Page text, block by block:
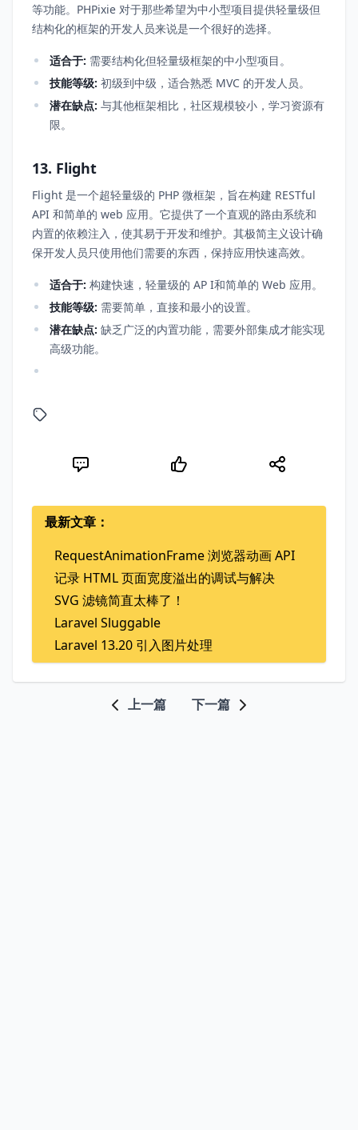
等功能。PHPixie 对于那些希望为中小型项目提供轻量级但
结构化的框架的开发人员来说是一个很好的选择。
适合于: 需要结构化但轻量级框架的中小型项目。
技能等级: 初级到中级，适合熟悉 MVC 的开发人员。
潜在缺点: 与其他框架相比，社区规模较小，学习资源有
限。
13. Flight
Flight 是一个超轻量级的 PHP 微框架，旨在构建 RESTful
API 和简单的 web 应用。它提供了一个直观的路由系统和
内置的依赖注入，使其易于开发和维护。其极简主义设计确
保开发人员只使用他们需要的东西，保持应用快速高效。
适合于: 构建快速，轻量级的 AP I和简单的 Web 应用。
技能等级: 需要简单，直接和最小的设置。
潜在缺点: 缺乏广泛的内置功能，需要外部集成才能实现
高级功能。
最新文章：
RequestAnimationFrame 浏览器动画 API
记录 HTML 页面宽度溢出的调试与解决
SVG 滤镜简直太棒了！
Laravel Sluggable
Laravel 13.20 引入图片处理
上一篇 下一篇